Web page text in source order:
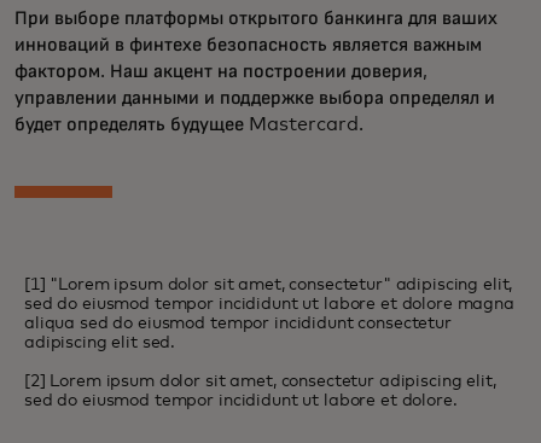
При выборе платформы открытого банкинга для ваших
инноваций в финтехе безопасность является важным
фактором. Наш акцент на построении доверия,
управлении данными и поддержке выбора определял и
будет определять будущее Mastercard.
[1] "Lorem ipsum dolor sit amet, consectetur" adipiscing elit,
sed do eiusmod tempor incididunt ut labore et dolore magna
aliqua sed do eiusmod tempor incididunt consectetur
adipiscing elit sed.
[2] Lorem ipsum dolor sit amet, consectetur adipiscing elit,
sed do eiusmod tempor incididunt ut labore et dolore.